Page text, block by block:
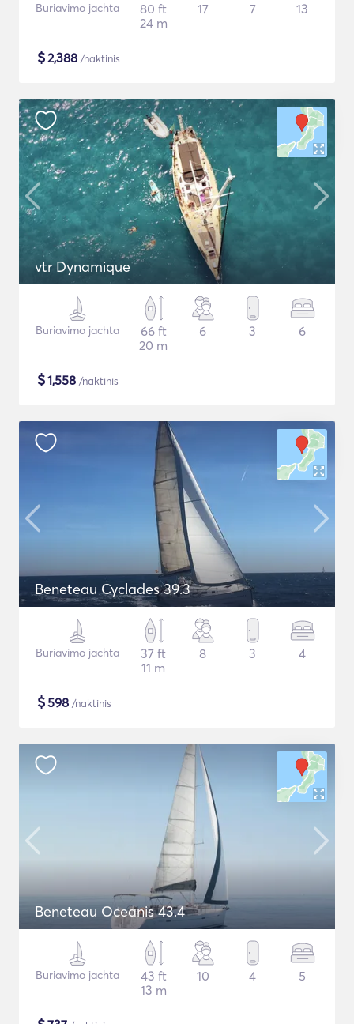
Buriavimo jachta
80 ft
24 m
17 7 13
$2,388 /naktinis
vtr Dynamique
Buriavimo jachta
66 ft
20 m
6 3 6
$1,558 /naktinis
Beneteau Cyclades 39.3
Buriavimo jachta
37 ft
11 m
8 3 4
$598 /naktinis
Beneteau Oceanis 43.4
Buriavimo jachta
43 ft
13 m
10 4 5